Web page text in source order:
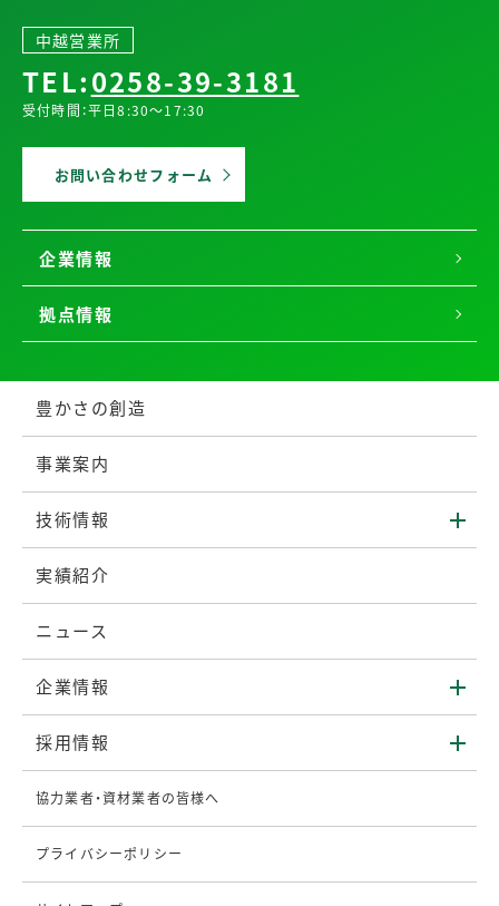
中越営業所
TEL:0258-39-3181
受付時間：平日8:30～17:30
お問い合わせフォーム
企業情報
拠点情報
豊かさの創造
事業案内
技術情報
実績紹介
ニュース
企業情報
採用情報
協力業者・資材業者の皆様へ
プライバシーポリシー